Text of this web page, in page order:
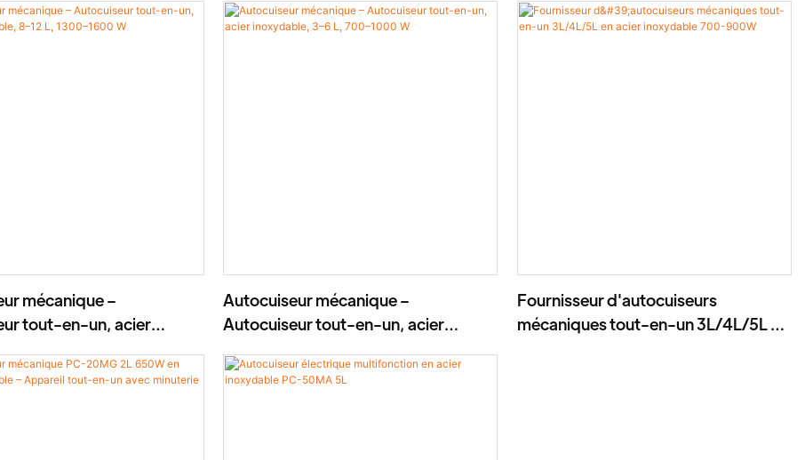
mécanique –
tout-en-un, acier
Autocuiseur mécanique –
Autocuiseur tout-en-un, acier
Fournisseur d'autocuiseurs
mécaniques tout-en-un 3L/4L/5L en